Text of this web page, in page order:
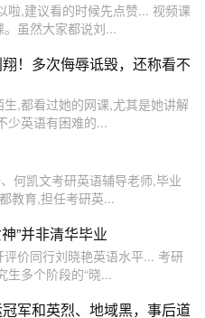
啦,建议看的时候先点赞... 视频课
虽然大家都说刘...
！多次侮辱诋毁，还称看不
,都看过她的网课,尤其是她讲解
少英语有困难的...
何凯文考研英语辅导老师,毕业
教育,担任考研英...
”并非清华毕业
价同行刘晓艳英语水平... 考研
生多个阶段的“晓...
军和英烈、地域黑，事后道